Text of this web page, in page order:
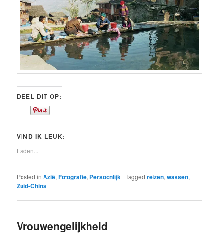
DEEL DIT OP:
VIND IK LEUK:
Laden...
Posted in Azië,Fotografie, Persoonlijk |Tagged reizen,wassen,
Zuid-China
Vrouwengelijkheid